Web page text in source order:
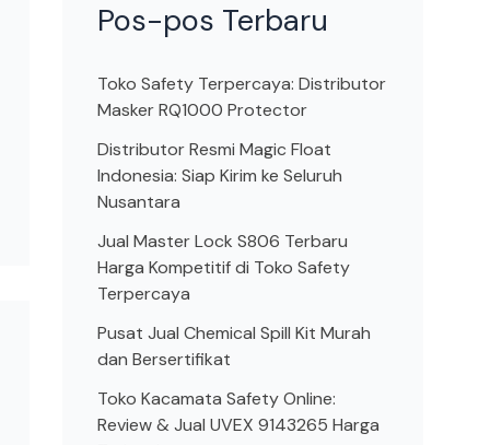
Pos-pos Terbaru
Toko Safety Terpercaya: Distributor
Masker RQ1000 Protector
Distributor Resmi Magic Float
Indonesia: Siap Kirim ke Seluruh
Nusantara
Jual Master Lock S806 Terbaru
Harga Kompetitif di Toko Safety
Terpercaya
Pusat Jual Chemical Spill Kit Murah
dan Bersertifikat
Toko Kacamata Safety Online:
Review & Jual UVEX 9143265 Harga